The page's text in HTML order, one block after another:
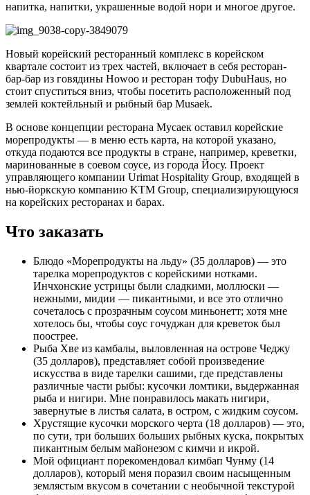
напитка, напитки, украшенные водой нори и многое другое.
Новый корейский ресторанный комплекс в корейском
квартале состоит из трех частей, включает в себя ресторан-
бар-бар из говядины Howoo и ресторан тофу DubuHaus, но
стоит спуститься вниз, чтобы посетить расположенный под
землей коктейльный и рыбный бар Musaek.
В основе концепции ресторана Мусаек оставил корейские
морепродукты — в меню есть карта, на которой указано,
откуда подаются все продукты в стране, например, креветки,
маринованные в соевом соусе, из города Йосу. Проект
управляющего компании Urimat Hospitality Group, входящей в
нью-йоркскую компанию KTM Group, специализирующуюся
на корейских ресторанах и барах.
Что заказать
Блюдо «Морепродукты на льду» (35 долларов) — это
тарелка морепродуктов с корейскими нотками.
Инчхонские устрицы были сладкими, моллюски —
нежными, мидии — пикантными, и все это отлично
сочеталось с прозрачным соусом миньонетт; хотя мне
хотелось бы, чтобы соус гочуджан для креветок был
поострее.
Рыба Хве из камбалы, выловленная на острове Чеджу
(35 долларов), представляет собой произведение
искусства в виде тарелки сашими, где представлены
различные части рыбы: кусочки ломтики, выдержанная
рыба и нигири. Мне понравилось макать нигири,
завернутые в листья салата, в остром, с жидким соусом.
Хрустящие кусочки морского черта (18 долларов) — это,
по сути, три больших больших рыбных куска, покрытых
пикантным белым майонезом с кимчи и икрой.
Мой официант порекомендовал кимбап Чунму (14
долларов), который меня поразил своим насыщенным
землястым вкусом в сочетании с необычной текстурой